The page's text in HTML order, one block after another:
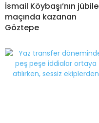
İsmail Köybaşı’nın jübile
maçında kazanan
Göztepe